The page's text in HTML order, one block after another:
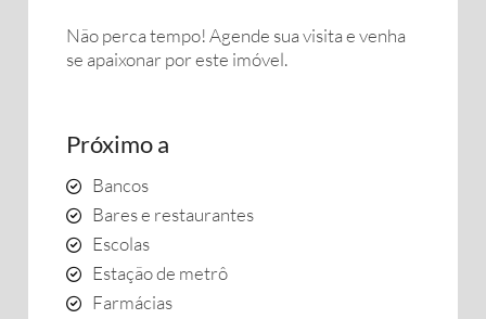
Não perca tempo! Agende sua visita e venha
se apaixonar por este imóvel.
Próximo a
Bancos
Bares e restaurantes
Escolas
Estação de metrô
Farmácias